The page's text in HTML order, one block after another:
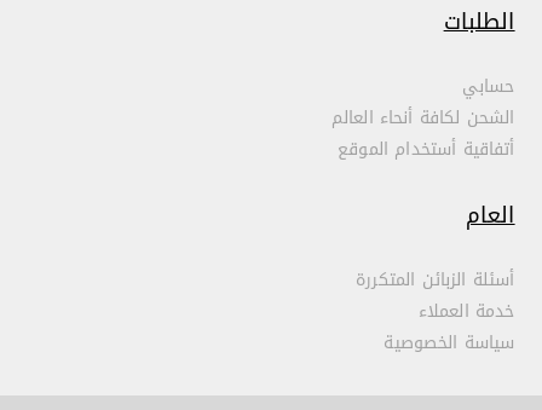
الطلبات
حسابي
الشحن لكافة أنحاء العالم
أتفاقية أستخدام الموقع
العام
أسئلة الزبائن المتكررة
خدمة العملاء
سياسة الخصوصية